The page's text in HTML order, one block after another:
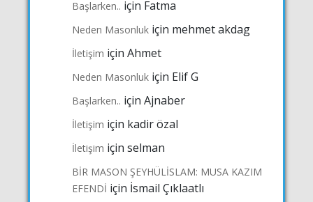
Başlarken.. için Fatma
Neden Masonluk için mehmet akdag
İletişim için Ahmet
Neden Masonluk için Elif G
Başlarken.. için Ajnaber
İletişim için kadir özal
İletişim için selman
BİR MASON ŞEYHÜLİSLAM: MUSA KAZIM
EFENDİ için İsmail Çıklaatlı